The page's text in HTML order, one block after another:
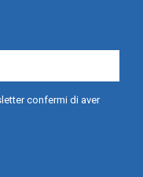
confermi di aver